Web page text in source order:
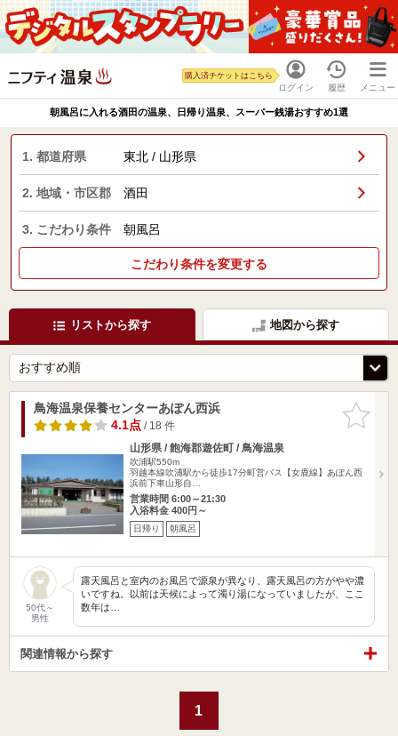
ログイン
購入済チケットはこちら
履歴 メニュー
朝風呂に入れる酒田の温泉、日帰り温泉、スーパー銭湯おすすめ1選
1. 都道府県 東北 / 山形県
2. 地域・市区郡 酒田
3. こだわり条件 朝風呂
こだわり条件を変更する
リストから探す 地図から探す
お気に入
りに追加
鳥海温泉保養センターあぽん西浜
4.1点/ 18 件
山形県 / 飽海郡遊佐町 / 鳥海温泉
吹浦駅550m
羽越本線吹浦駅から徒歩17分町営バス【女鹿線】あぽん西
浜前下車山形自…
営業時間 6:00～21:30
入浴料金 400円～
日帰り 朝風呂
50代～
男性
露天風呂と室内のお風呂で源泉が異なり、露天風呂の方がやや濃
いですね。以前は天候によって濁り湯になっていましたが、ここ
数年は…
関連情報から探す
1